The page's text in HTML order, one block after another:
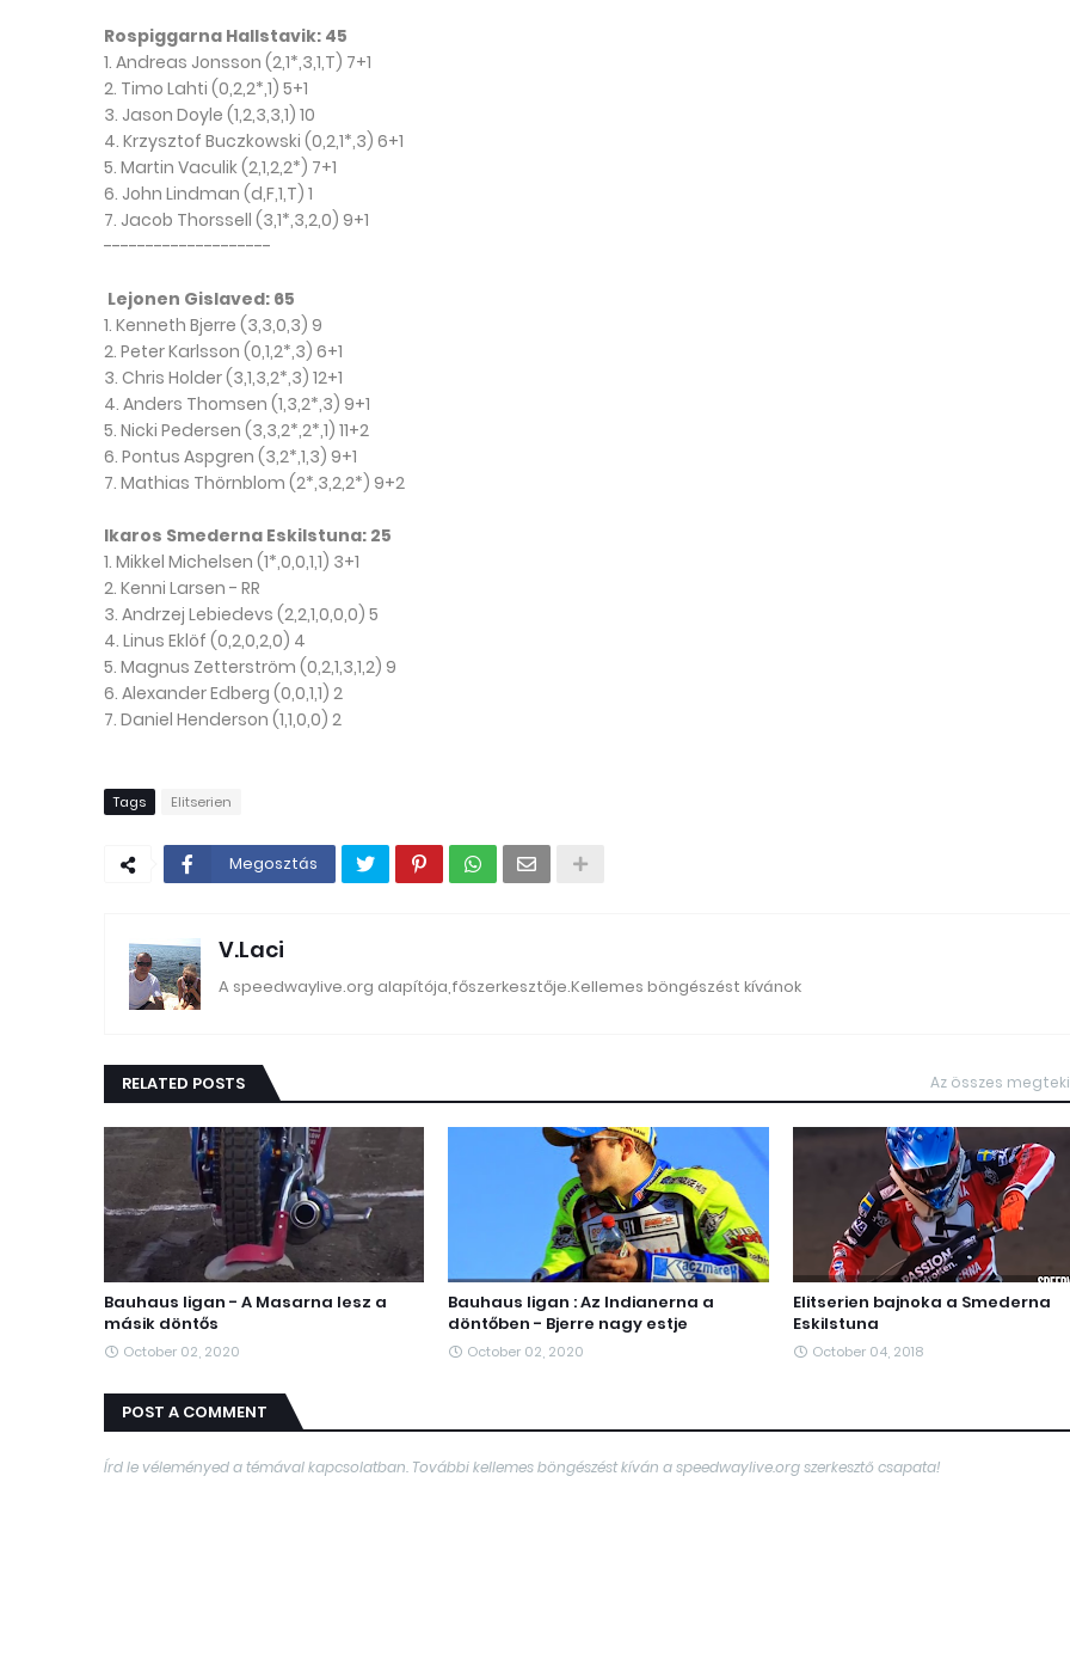
Rospiggarna Hallstavik: 45
1. Andreas Jonsson (2,1*,3,1,T) 7+1
2. Timo Lahti (0,2,2*,1) 5+1
3. Jason Doyle (1,2,3,3,1) 10
4. Krzysztof Buczkowski (0,2,1*,3) 6+1
5. Martin Vaculik (2,1,2,2*) 7+1
6. John Lindman (d,F,1,T) 1
7. Jacob Thorssell (3,1*,3,2,0) 9+1
--------------------
Lejonen Gislaved: 65
1. Kenneth Bjerre (3,3,0,3) 9
2. Peter Karlsson (0,1,2*,3) 6+1
3. Chris Holder (3,1,3,2*,3) 12+1
4. Anders Thomsen (1,3,2*,3) 9+1
5. Nicki Pedersen (3,3,2*,2*,1) 11+2
6. Pontus Aspgren (3,2*,1,3) 9+1
7. Mathias Thörnblom (2*,3,2,2*) 9+2
Ikaros Smederna Eskilstuna: 25
1. Mikkel Michelsen (1*,0,0,1,1) 3+1
2. Kenni Larsen - RR
3. Andrzej Lebiedevs (2,2,1,0,0,0) 5
4. Linus Eklöf (0,2,0,2,0) 4
5. Magnus Zetterström (0,2,1,3,1,2) 9
6. Alexander Edberg (0,0,1,1) 2
7. Daniel Henderson (1,1,0,0) 2
Tags Elitserien
Megosztás
V.Laci
A speedwaylive.org alapítója,főszerkesztője.Kellemes böngészést kívánok
RELATED POSTS Az összes
Bauhaus ligan - A Masarna lesz a
másik döntős
October 02, 2020
Bauhaus ligan : Az Indianerna a
döntőben - Bjerre nagy estje
October 02, 2020
Elitserien bajnoka a Smederna
Eskilstuna
October 04, 2018
POST A COMMENT
Írd le véleményed a témával kapcsolatban. További kellemes böngészést kíván a speedwaylive.org szerkesztő csapata!